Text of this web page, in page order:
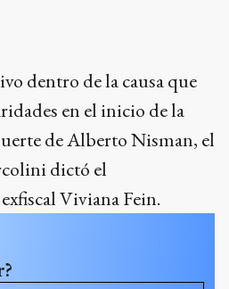
dentro de la causa que
en el inicio de la
de Alberto Nisman, el
dictó el
Viviana Fein.